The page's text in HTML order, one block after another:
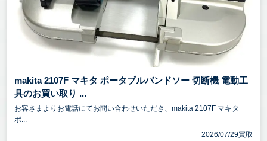
makita 2107F マキタ ポータブルバンドソー 切断機 電動工
具のお買い取り ...
お客さまよりお電話にてお問い合わせいただき、makita 2107F マキタ
ポ...
2026/07/29買取